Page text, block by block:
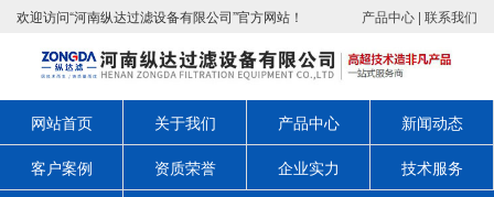
欢迎访问“河南纵达过滤设备有限公司”官方网站！ 产品中心 | 联系我们
网站首页 关于我们 产品中心 新闻动态
客户案例 资质荣誉 企业实力 技术服务